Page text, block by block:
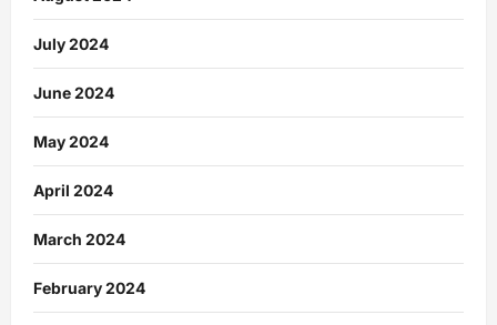
July 2024
June 2024
May 2024
April 2024
March 2024
February 2024